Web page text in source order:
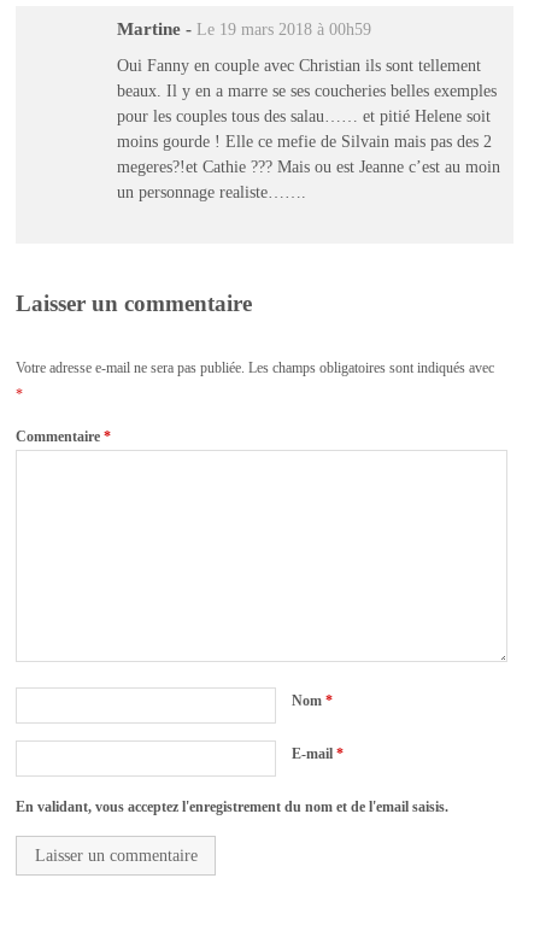
Martine - Le 19 mars 2018 à 00h59
Oui Fanny en couple avec Christian ils sont tellement
beaux. Il y en a marre se ses coucheries belles exemples
pour les couples tous des salau…… et pitié Helene soit
moins gourde ! Elle ce mefie de Silvain mais pas des 2
megeres?!et Cathie ??? Mais ou est Jeanne c’est au moin
un personnage realiste…….
Laisser un commentaire
Votre adresse e-mail ne sera pas publiée. Les champs obligatoires sont indiqués avec
*
Commentaire*
Nom*
E-mail*
En validant, vous acceptez l'enregistrement du nom et de l'email saisis.